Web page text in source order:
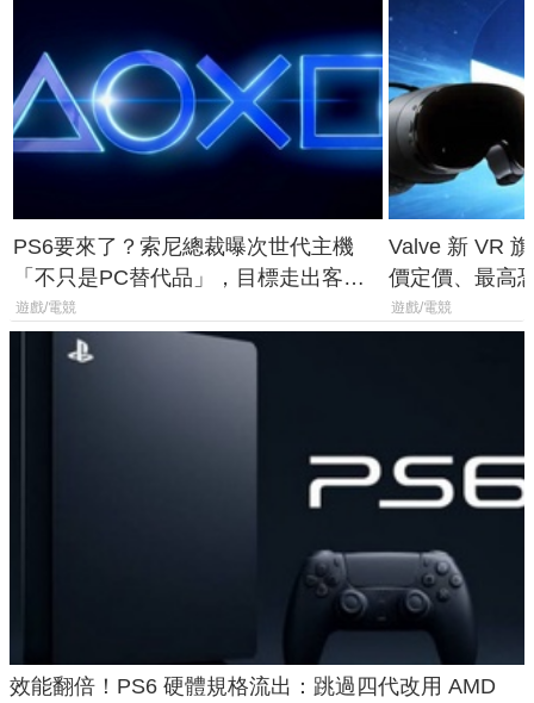
PS6要來了？索尼總裁曝次世代主機
「不只是PC替代品」，目標走出客
廳、進軍電競桌面
遊戲/電競
Valve 新 VR
價定價、最高
遊戲/電競
效能翻倍！PS6 硬體規格流出：跳過四代改用 AMD